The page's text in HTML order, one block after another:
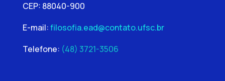
CEP: 88040-900
E-mail:filosofia.ead@contato.ufsc.br
Telefone: (48) 3721-3506